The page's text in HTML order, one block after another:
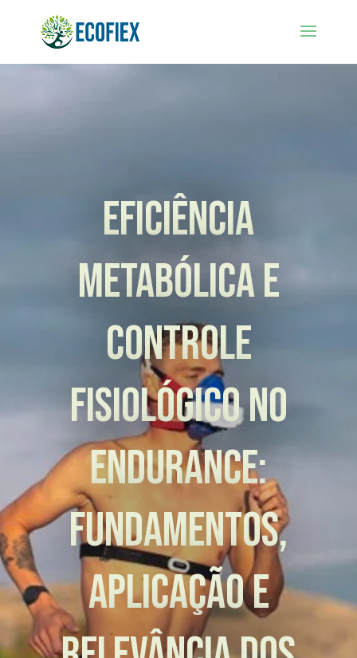
Eficiência
Metabólica e
Controle
Fisiológico no
Endurance:
fundamentos,
aplicação e